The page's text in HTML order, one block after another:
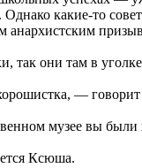
какие-то
анархистским
они там в
—
музее вы были
Ксюша.